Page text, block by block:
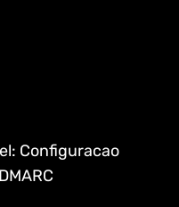
Configuracao